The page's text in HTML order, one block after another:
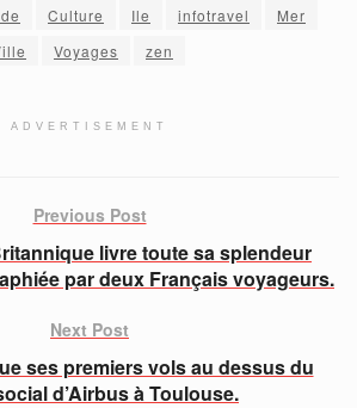
Culture Ile infotravel
Mer
Voyages zen
ADVERTISEMENT
Previous Post
livre toute sa splendeur
par deux Français voyageurs.
Next Post
ses premiers vols au dessus du
d’Airbus à Toulouse.